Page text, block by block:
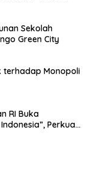
Sekolah
Green City
terhadap Monopoli
RI Buka
Perkuat